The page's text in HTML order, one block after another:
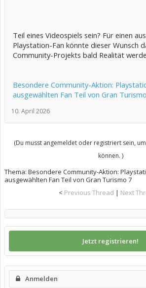
Teil eines Videospiels sein? Für einen
Playstation-Fan könnte dieser Wunsch
Community-Projekts bald Realität
Besondere Community-Aktion:
ausgewählten Fan Teil von Gran
10. April 2026
(Du musst angemeldet oder registriert sein,
können. )
Thema: Besondere Community-Aktion:
ausgewählten Fan Teil von Gran Turismo 7
< Previous Thread | Next
Jetzt registrieren!
Anmelden